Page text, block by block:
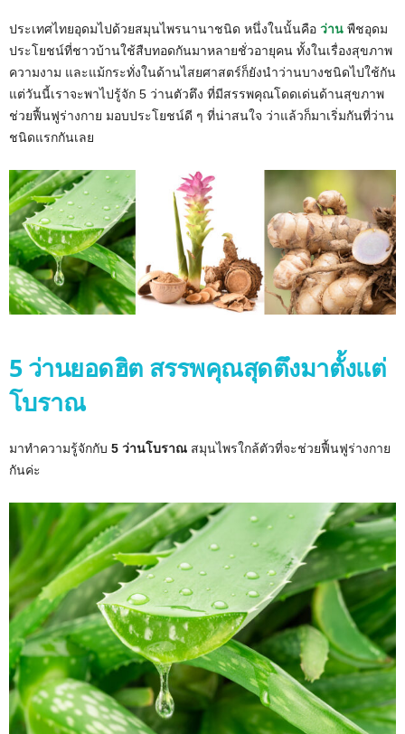
ประเทศไทยอุดมไปด้วยสมุนไพรนานาชนิด หนึ่งในนั้นคือ ว่าน พืชอุดม
ประโยชน์ที่ชาวบ้านใช้สืบทอดกันมาหลายชั่วอายุคน ทั้งในเรื่องสุขภาพ
ความงาม และแม้กระทั่งในด้านไสยศาสตร์ก็ยังนำว่านบางชนิดไปใช้กัน
แต่วันนี้เราจะพาไปรู้จัก 5 ว่านตัวตึง ที่มีสรรพคุณโดดเด่นด้านสุขภาพ
ช่วยฟื้นฟูร่างกาย มอบประโยชน์ดี ๆ ที่น่าสนใจ ว่าแล้วก็มาเริ่มกันที่ว่าน
ชนิดแรกกันเลย
5 ว่านยอดฮิต สรรพคุณสุดตึงมาตั้งแต่
โบราณ
มาทำความรู้จักกับ 5 ว่านโบราณ สมุนไพรใกล้ตัวที่จะช่วยฟื้นฟูร่างกาย
กันค่ะ